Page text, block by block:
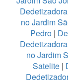
no Jardim
Pedro|
no Jardim
Satelite|